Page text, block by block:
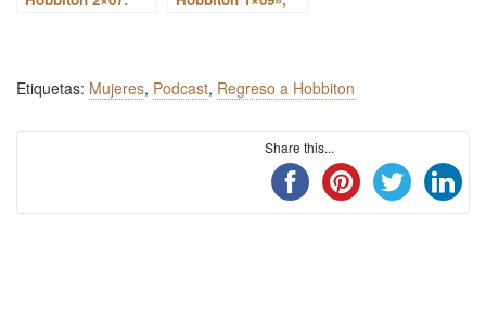
Etiquetas: Mujeres, Podcast, Regreso a Hobbiton
Share this...